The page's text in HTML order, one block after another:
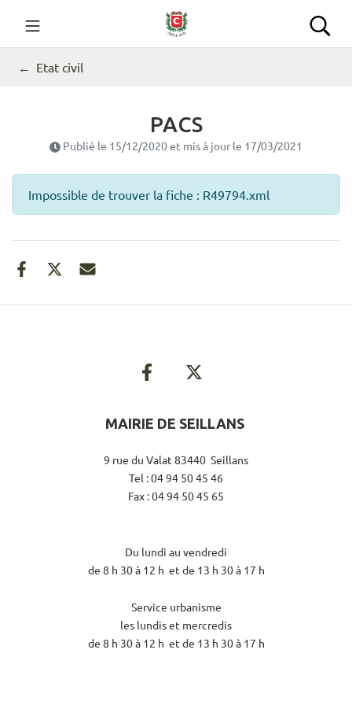
contenu
Commune de Seillans
Etat civil
PACS
Publié le 15/12/2020et mis à jour le 17/03/2021
Impossible de trouver la fiche : R49794.xml
MAIRIE DE SEILLANS
9 rue du Valat 83440 Seillans
Tel : 04 94 50 45 46
Fax : 04 94 50 45 65
Du lundi au vendredi
de 8 h 30 à 12 h et de 13 h 30 à 17 h
Service urbanisme
les lundis et mercredis
de 8 h 30 à 12 h et de 13 h 30 à 17 h